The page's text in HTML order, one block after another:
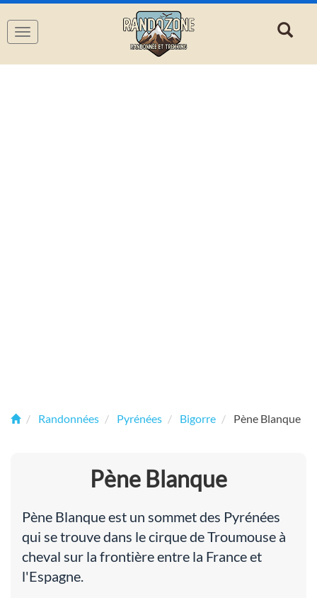
Navigation
Randonnées Pyrénées Bigorre Pène Blanque
Pène Blanque
Pène Blanque est un sommet des Pyrénées
qui se trouve dans le cirque de Troumouse à
cheval sur la frontière entre la France et
l'Espagne.